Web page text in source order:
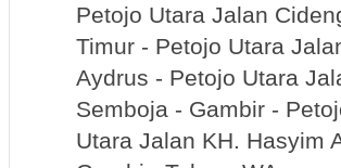
Petojo Utara Jalan
Timur - Petojo Utara
Aydrus - Petojo Utara
Semboja - Gambir -
Utara Jalan KH. Hasyim